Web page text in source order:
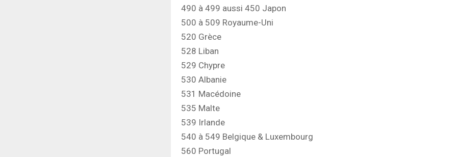
490 à 499 aussi 450 Japon
500 à 509 Royaume-Uni
520 Grèce
528 Liban
529 Chypre
530 Albanie
531 Macédoine
535 Malte
539 Irlande
540 à 549 Belgique & Luxembourg
560 Portugal